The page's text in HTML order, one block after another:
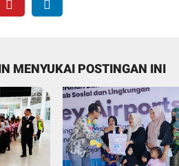
MENYUKAI POSTINGAN INI